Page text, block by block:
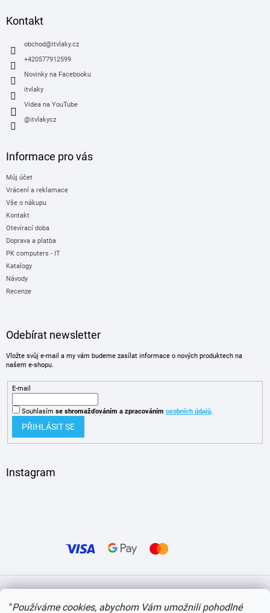
"Používáme cookies, abychom Vám umožnili pohodlné
Kontakt
obchod@itvlaky.cz
+420577912599
Novinky na Facebooku
itvlaky
Videa na YouTube
@itvlakycz
Informace pro vás
Můj účet
Vrácení a reklamace
Vše o nákupu
Kontakt
Otevírací doba
Doprava a platba
PK computers - IT
Katalogy
Návody
Recenze
Odebírat newsletter
Vložte svůj e-mail a my vám budeme zasílat informace o nových produktech na
našem e-shopu.
E-mail
Souhlasím se shromažďováním a zpracováním osobních údajů.
PŘIHLÁSIT SE
Instagram